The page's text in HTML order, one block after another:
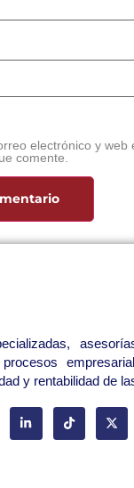
electrónico y web
comente.
y rentabilidad de